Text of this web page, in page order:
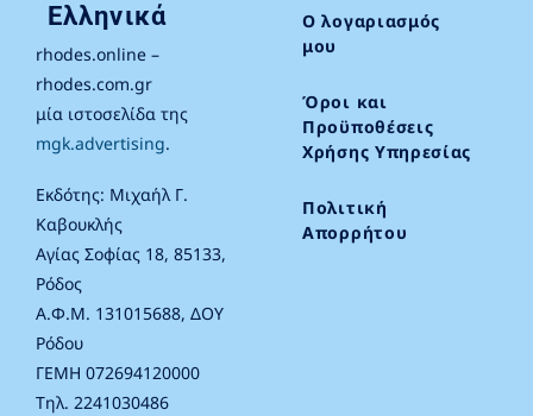
Ελληνικά
rhodes.online –
rhodes.com.gr
μία ιστοσελίδα της
mgk.advertising.
Εκδότης: Μιχαήλ Γ.
Καβουκλής
Αγίας Σοφίας 18, 85133,
Ρόδος
Α.Φ.Μ. 131015688, ΔΟΥ
Ρόδου
ΓΕΜΗ 072694120000
Τηλ. 2241030486
Ο λογαριασμός
μου
Όροι και
Προϋποθέσεις
Χρήσης Υπηρεσίας
Πολιτική
Απορρήτου